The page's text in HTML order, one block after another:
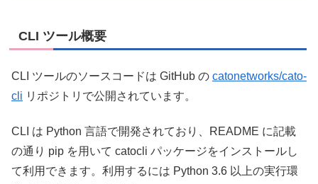
CLI ツール概要
CLI ツールのソースコードは GitHub の catonetworks/cato-
cli リポジトリで公開されています。
CLI は Python 言語で開発されており、README に記載
の通り pip を用いて catocli パッケージをインストールし
て利用できます。利用するには Python 3.6 以上の実行環